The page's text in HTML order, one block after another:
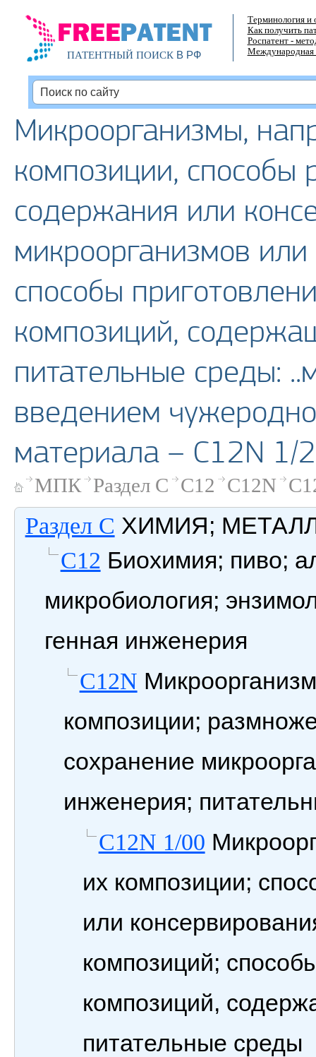
ПАТЕНТНЫЙ ПОИСКВ РФ
Терминология и
Как получить
Роспатент -
Международная
Микроорганизмы,
композиции, способы
содержания или
микроорганизмов
способы
композиций,
питательные среды:
введением
материала – C12N 1/
МПК Раздел C C12 C12N
Раздел C ХИМИЯ;
C12 Биохимия; пиво;
микробиология;
генная инженерия
C12N
композиции;
сохранение
инженерия;
C12N 1/00
их композиции;
или
композиций;
композиций,
питательные среды